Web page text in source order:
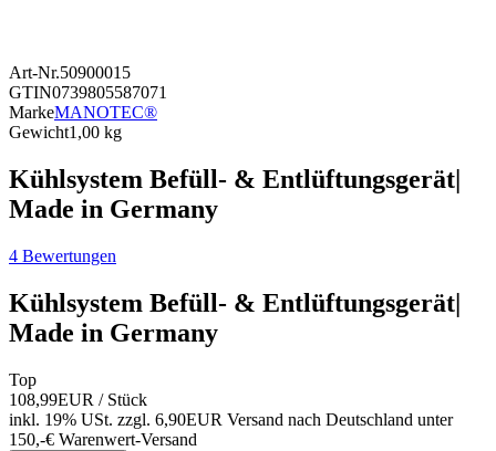
Art-Nr.50900015
GTIN0739805587071
MarkeMANOTEC®
Gewicht1,00 kg
Kühlsystem Befüll- & Entlüftungsgerät|
Made in Germany
4 Bewertungen
Kühlsystem Befüll- & Entlüftungsgerät|
Made in Germany
Top
108,99EUR / Stück
inkl. 19% USt. zzgl. 6,90EUR Versand nach Deutschland unter
150,-€ Warenwert-Versand